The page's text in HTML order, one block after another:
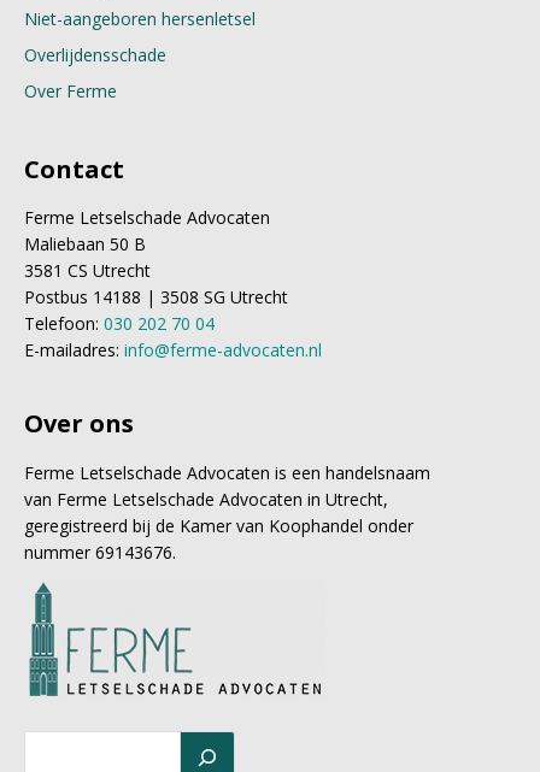
Niet-aangeboren hersenletsel
Overlijdensschade
Over Ferme
Contact
Ferme Letselschade Advocaten
Maliebaan 50 B
3581 CS Utrecht
Postbus 14188 | 3508 SG Utrecht
Telefoon: 030 202 70 04
E-mailadres: info@ferme-advocaten.nl
Over ons
Ferme Letselschade Advocaten is een handelsnaam
van Ferme Letselschade Advocaten in Utrecht,
geregistreerd bij de Kamer van Koophandel onder
nummer 69143676.